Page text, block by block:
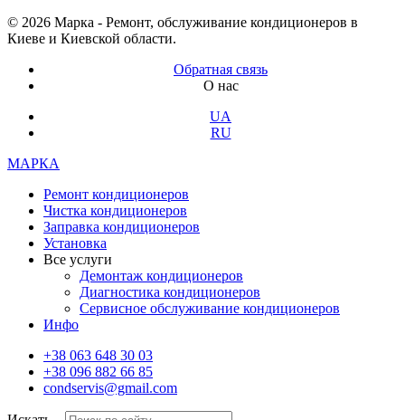
© 2026 Марка - Ремонт, обслуживание кондиционеров в
Киеве и Киевской области.
Обратная связь
О нас
UA
RU
МАРКА
Ремонт кондиционеров
Чистка кондиционеров
Заправка кондиционеров
Установка
Все услуги
Демонтаж кондиционеров
Диагностика кондиционеров
Сервисное обслуживание кондиционеров
Инфо
+38 063 648 30 03
+38 096 882 66 85
condservis@gmail.com